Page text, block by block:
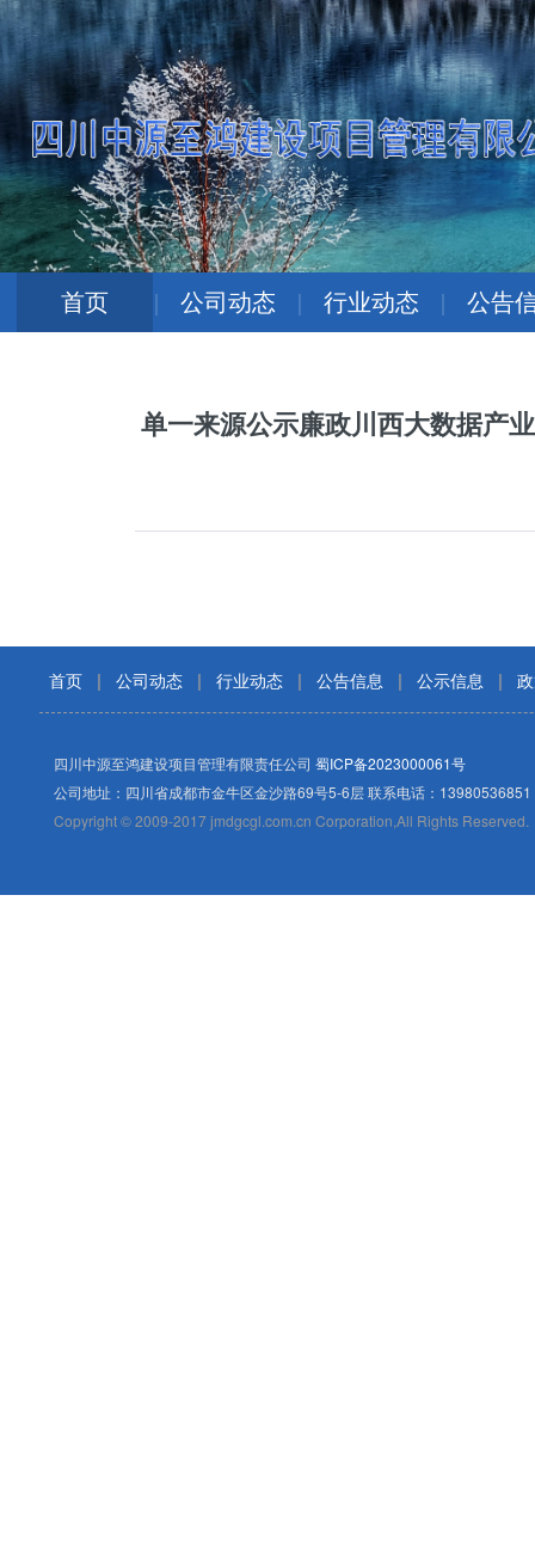
首页 | 公司动态 | 行业动态 | 公告
单一来源公示廉政川西大数据产
首页 | 公司动态 | 行业动态 | 公告信息 | 公示信息 |
四川中源至鸿建设项目管理有限责任公司 蜀ICP备2023000061号
公司地址：四川省成都市金牛区金沙路69号5-6层 联系电话：13980536851
Copyright © 2009-2017 jmdgcgl.com.cn Corporation,All Rights Reserved.